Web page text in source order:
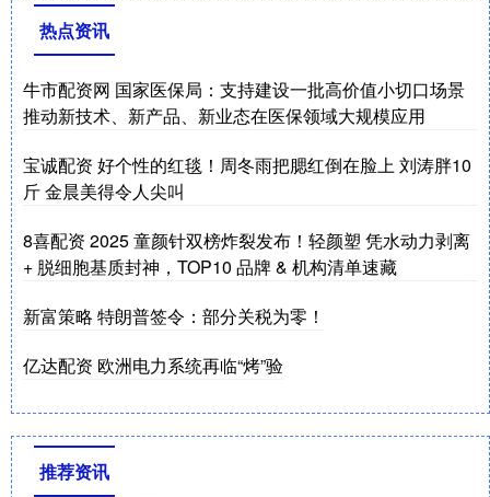
热点资讯
牛市配资网 国家医保局：支持建设一批高价值小切口场景
推动新技术、新产品、新业态在医保领域大规模应用
宝诚配资 好个性的红毯！周冬雨把腮红倒在脸上 刘涛胖10
斤 金晨美得令人尖叫
8喜配资 2025 童颜针双榜炸裂发布！轻颜塑 凭水动力剥离
+ 脱细胞基质封神，TOP10 品牌 & 机构清单速藏
新富策略 特朗普签令：部分关税为零！
亿达配资 欧洲电力系统再临“烤”验
推荐资讯